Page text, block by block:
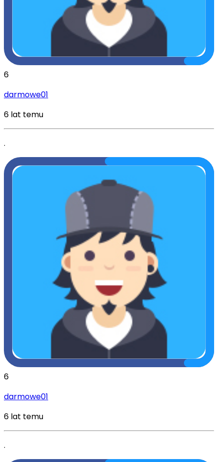
6
darmowe01
6 lat temu
.
6
darmowe01
6 lat temu
.